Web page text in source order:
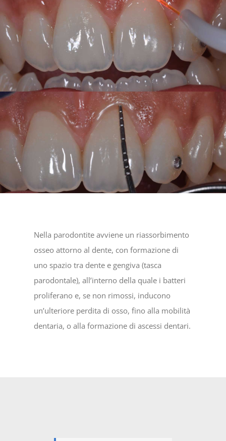
Nella parodontite avviene un riassorbimento
osseo attorno al dente, con formazione di
uno spazio tra dente e gengiva (tasca
parodontale), all’interno della quale i batteri
proliferano e, se non rimossi, inducono
un’ulteriore perdita di osso, fino alla mobilità
dentaria, o alla formazione di ascessi dentari.